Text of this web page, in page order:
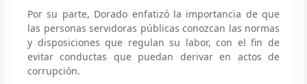
Por su parte, Dorado enfatizó la importancia de que
las personas servidoras públicas conozcan las normas
y disposiciones que regulan su labor, con el fin de
evitar conductas que puedan derivar en actos de
corrupción.